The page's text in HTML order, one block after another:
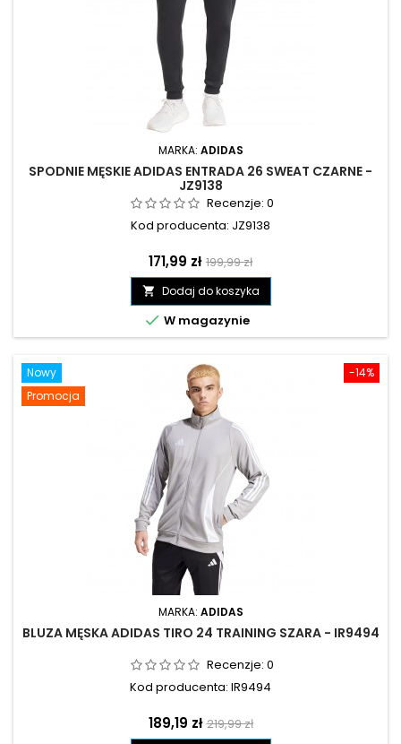
MARKA: ADIDAS
SPODNIE MĘSKIE ADIDAS ENTRADA 26 SWEAT CZARNE -
JZ9138
Recenzje: 0
Kod producenta: JZ9138
Cena
171,99 zł Cena
podstawowa
199,99 zł
 Dodaj do koszyka
 W magazynie
-14%
Nowy
Promocja
MARKA: ADIDAS
BLUZA MĘSKA ADIDAS TIRO 24 TRAINING SZARA - IR9494
Recenzje: 0
Kod producenta: IR9494
Cena
189,19 zł Cena
219,99 zł